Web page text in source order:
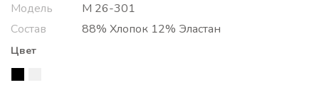
Модель
М 26-301
Состав
88% Хлопок 12% Эластан
Цвет